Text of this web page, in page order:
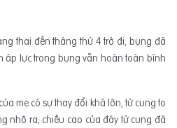
thai đến tháng thứ 4 trở đi, bụng đã
áp lực trong bụng vẫn hoàn toàn bình
mẹ có sự thay đổi khá lớn, tử cung to
nhô ra; chiều cao của đáy tử cung đã